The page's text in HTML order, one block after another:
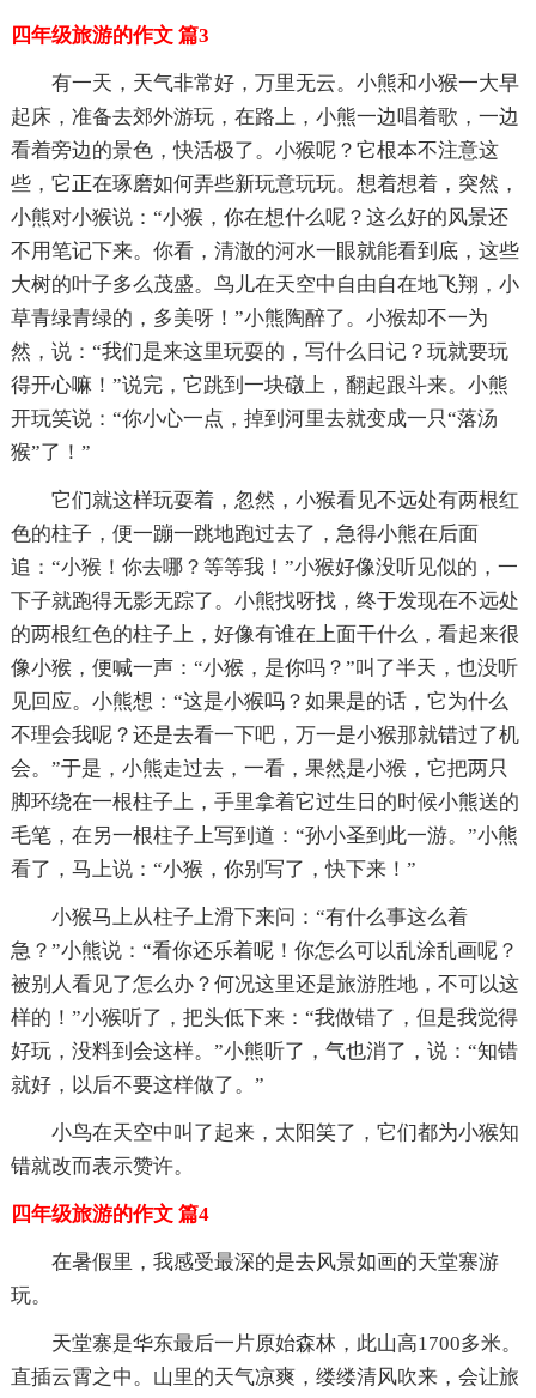
四年级旅游的作文 篇3
有一天，天气非常好，万里无云。小熊和小猴一大早
起床，准备去郊外游玩，在路上，小熊一边唱着歌，一边
看着旁边的景色，快活极了。小猴呢？它根本不注意这
些，它正在琢磨如何弄些新玩意玩玩。想着想着，突然，
小熊对小猴说：“小猴，你在想什么呢？这么好的风景还
不用笔记下来。你看，清澈的河水一眼就能看到底，这些
大树的叶子多么茂盛。鸟儿在天空中自由自在地飞翔，小
草青绿青绿的，多美呀！”小熊陶醉了。小猴却不一为
然，说：“我们是来这里玩耍的，写什么日记？玩就要玩
得开心嘛！”说完，它跳到一块礅上，翻起跟斗来。小熊
开玩笑说：“你小心一点，掉到河里去就变成一只“落汤
猴”了！”
它们就这样玩耍着，忽然，小猴看见不远处有两根红
色的柱子，便一蹦一跳地跑过去了，急得小熊在后面
追：“小猴！你去哪？等等我！”小猴好像没听见似的，一
下子就跑得无影无踪了。小熊找呀找，终于发现在不远处
的两根红色的柱子上，好像有谁在上面干什么，看起来很
像小猴，便喊一声：“小猴，是你吗？”叫了半天，也没听
见回应。小熊想：“这是小猴吗？如果是的话，它为什么
不理会我呢？还是去看一下吧，万一是小猴那就错过了机
会。”于是，小熊走过去，一看，果然是小猴，它把两只
脚环绕在一根柱子上，手里拿着它过生日的时候小熊送的
毛笔，在另一根柱子上写到道：“孙小圣到此一游。”小熊
看了，马上说：“小猴，你别写了，快下来！”
小猴马上从柱子上滑下来问：“有什么事这么着
急？”小熊说：“看你还乐着呢！你怎么可以乱涂乱画呢？
被别人看见了怎么办？何况这里还是旅游胜地，不可以这
样的！”小猴听了，把头低下来：“我做错了，但是我觉得
好玩，没料到会这样。”小熊听了，气也消了，说：“知错
就好，以后不要这样做了。”
小鸟在天空中叫了起来，太阳笑了，它们都为小猴知
错就改而表示赞许。
四年级旅游的作文 篇4
在暑假里，我感受最深的是去风景如画的天堂寨游
玩。
天堂寨是华东最后一片原始森林，此山高1700多米。
直插云霄之中。山里的天气凉爽，缕缕清风吹来，会让旅